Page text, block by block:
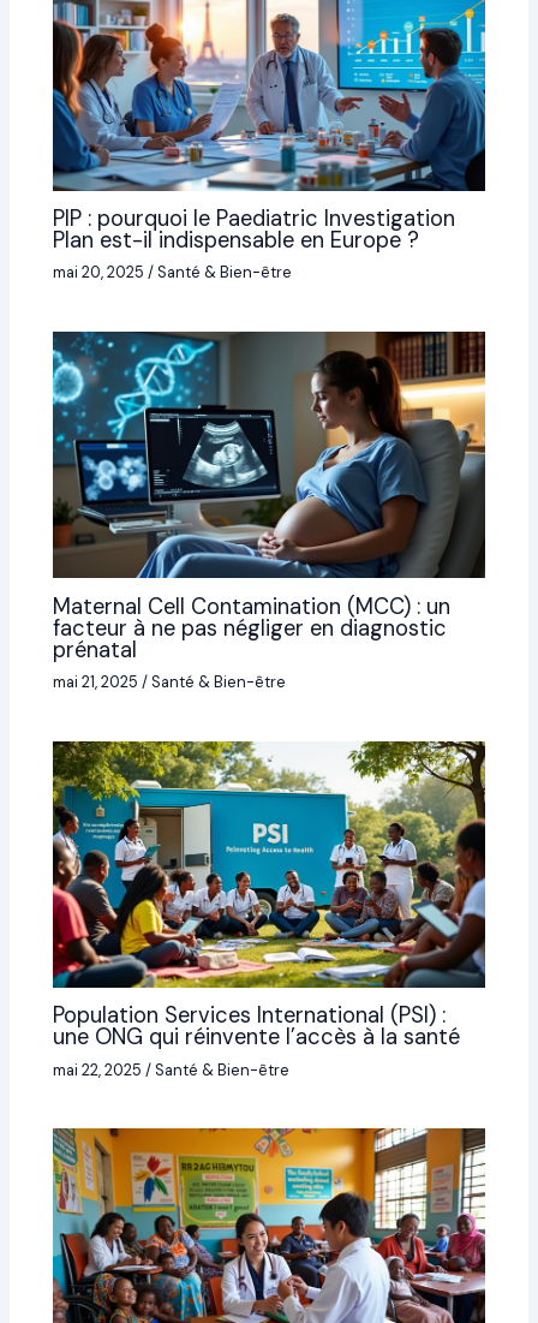
PIP : pourquoi le Paediatric Investigation
Plan est-il indispensable en Europe ?
mai 20, 2025/Santé & Bien-être
Maternal Cell Contamination (MCC) : un
facteur à ne pas négliger en diagnostic
prénatal
mai 21, 2025/Santé & Bien-être
Population Services International (PSI) :
une ONG qui réinvente l’accès à la santé
mai 22, 2025/Santé & Bien-être